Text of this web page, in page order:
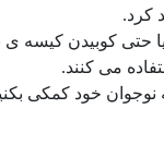
کرد.
کوبیدن کیسه ی
می کنند.
نوجوان خود کمکی